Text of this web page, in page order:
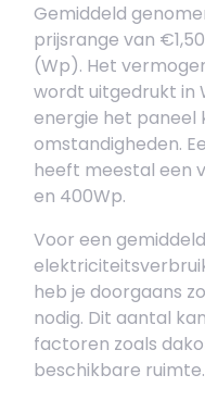
Gemiddeld
prijsrange van
(Wp). Het
wordt uitgedrukt in
energie het paneel
omstandigheden.
heeft meestal een
en 400Wp.
Voor een
heb je doorgaans
nodig. Dit aantal
factoren zoals
beschikbare ruimte.